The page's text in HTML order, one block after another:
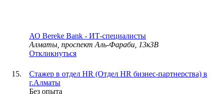
АО Bereke Bank - ИТ-специалисты
Алматы, проспект Аль-Фараби, 13к3В
Откликнуться
Стажер в отдел HR (Отдел HR бизнес-партнерства) в
г.Алматы
Без опыта